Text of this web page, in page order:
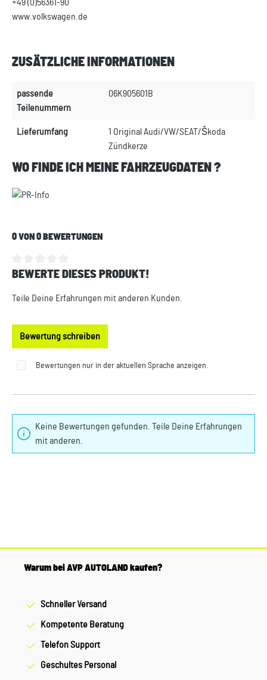
+49 (0)56361-90
www.volkswagen.de
ZUSÄTZLICHE INFORMATIONEN
passende
Teilenummern
06K905601B
Lieferumfang
1 Original Audi/VW/SEAT/Škoda
Zündkerze
WO FINDE ICH MEINE FAHRZEUGDATEN ?
0 VON 0 BEWERTUNGEN
Durchschnittliche Bewertung von 0 von 5 Sternen
BEWERTE DIESES PRODUKT!
Teile Deine Erfahrungen mit anderen Kunden.
Bewertung schreiben
Bewertungen nur in der aktuellen Sprache anzeigen.
Keine Bewertungen gefunden. Teile Deine Erfahrungen
mit anderen.
Warum bei AVP AUTOLAND kaufen?
Schneller Versand
Kompetente Beratung
Telefon Support
Geschultes Personal